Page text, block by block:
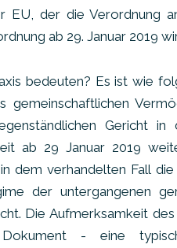
der die Verordnung
ab 29. Januar 2019
bedeuten? Es ist wie
gemeinschaftlichen
Gericht in
ab 29 Januar 2019
dem verhandelten Fall
der untergangenen
Die Aufmerksamkeit
- eine